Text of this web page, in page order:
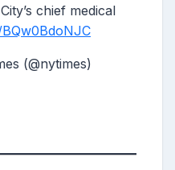
chief medical
(@nytimes)